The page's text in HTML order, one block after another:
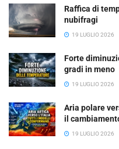
Raffica di
nubifragi
19 LUGLIO 2026
Forte
gradi in meno
19 LUGLIO 2026
Aria polare
il
19 LUGLIO 2026